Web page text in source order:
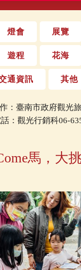
燈會 展覽
遊程 花海
通資訊 其他
：臺南市政府觀光
：觀光行銷科06-
馬，大